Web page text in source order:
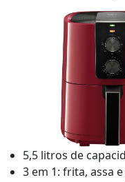
5,5 litros de
3 em 1: frita, assa